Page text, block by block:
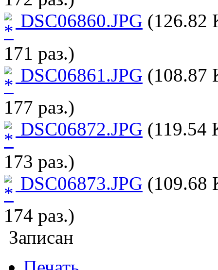
DSC06860.JPG (126.82
171 раз.)
DSC06861.JPG (108.87
177 раз.)
DSC06872.JPG (119.54
173 раз.)
DSC06873.JPG (109.68
174 раз.)
Записан